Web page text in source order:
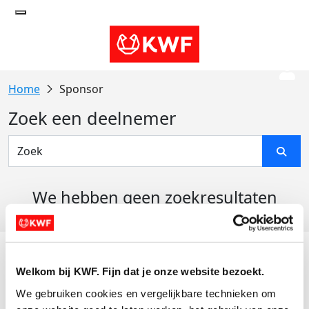
Welkom bij KWF. Fijn dat je onze website bezoekt.
We gebruiken cookies en vergelijkbare technieken om
Sponsor
Zoek een deelnemer
We hebben geen zoekresultaten
Actiematerialen
Evenementen